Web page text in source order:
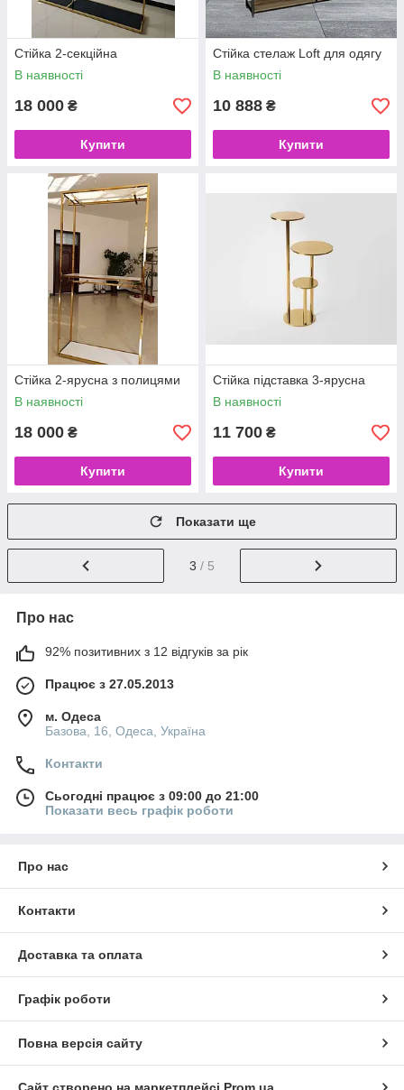
Стійка 2-секційна
В наявності
18 000 ₴
Купити
Стійка стелаж Loft для одягу
В наявності
10 888 ₴
Купити
Стійка 2-ярусна з полицями
В наявності
18 000 ₴
Купити
Стійка підставка 3-ярусна
В наявності
11 700 ₴
Купити
Показати ще
3 / 5
Про нас
92% позитивних з 12 відгуків за рік
Працює з 27.05.2013
м. Одеса
Базова, 16, Одеса, Україна
Контакти
Сьогодні працює з 09:00 до 21:00
Показати весь графік роботи
Про нас
Контакти
Доставка та оплата
Графік роботи
Повна версія сайту